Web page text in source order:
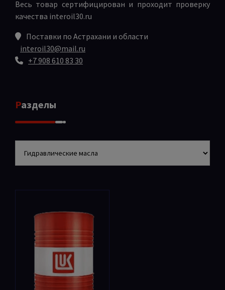
Весь товар сертифицирован и проходит проверку
качества interoil30.ru
Поставки по Астрахани и области
interoil30@mail.ru
+7 908 610 83 30
Разделы